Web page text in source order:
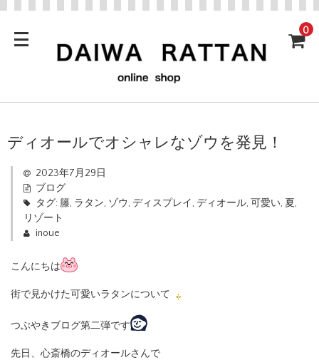
0
ディオールでオシャレなゾウを発見！
2023年7月29日
ブログ
タグ:籐, ラタン, ゾウ, ディスプレイ, ディオール, 可愛い, 夏,
リゾート
inoue
こんにちは
街で見かけた可愛いラタンについて
つぶやきブログ第二弾です
先日、心斎橋のディオールさんで